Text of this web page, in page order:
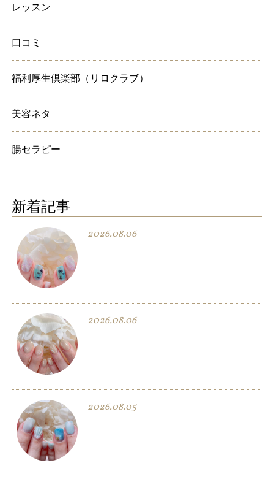
レッスン
口コミ
福利厚生倶楽部（リロクラブ）
美容ネタ
腸セラピー
新着記事
2026.08.06
2026.08.06
2026.08.05